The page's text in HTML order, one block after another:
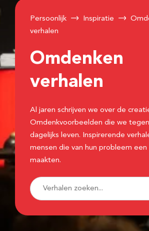
Persoonlijk Inspiratie
verhalen
Omdenken
verhalen
Al jaren schrijven we over de
Omdenkvoorbeelden die we
dagelijks leven. Inspirerende
mensen die van hun probleem een
maakten.